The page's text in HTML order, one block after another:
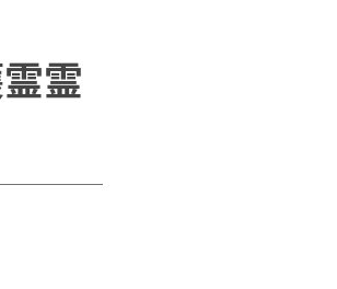
霊